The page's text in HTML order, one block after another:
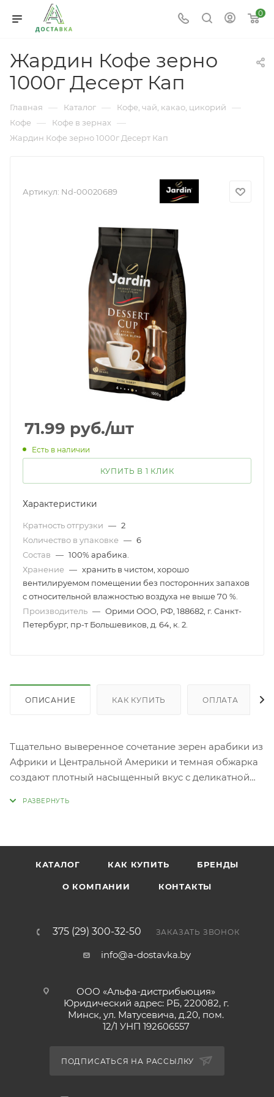
0
Жардин Кофе зерно
1000г Десерт Кап
Главная — Каталог — Кофе, чай, какао, цикорий —
Кофе — Кофе в зернах —
Жардин Кофе зерно 1000г Десерт Кап
Артикул: Nd-00020689
71.99 руб./шт
Есть в наличии
КУПИТЬ В 1 КЛИК
Характеристики
Кратность отгрузки — 2
Количество в упаковке — 6
Состав — 100% арабика.
Хранение — хранить в чистом, хорошо
вентилируемом помещении без посторонних запахов
с относительной влажностью воздуха не выше 70 %.
Производитель — Орими ООО, РФ, 188682, г. Санкт-
Петербург, пр-т Большевиков, д. 64, к. 2.
ОПИСАНИЕ КАК КУПИТЬ ОПЛАТА
Тщательно выверенное сочетание зерен арабики из
Африки и Центральной Америки и темная обжарка
создают плотный насыщенный вкус с деликатной
КАТАЛОГ КАК КУПИТЬ БРЕНДЫ
О КОМПАНИИ КОНТАКТЫ
375 (29) 300-32-50 ЗАКАЗАТЬ ЗВОНОК
info@a-dostavka.by
ООО «Альфа-дистрибьюция»
Юридический адрес: РБ, 220082, г.
Минск, ул. Матусевича, д.20, пом.
12/1 УНП 192606557
ПОДПИСАТЬСЯ НА РАССЫЛКУ